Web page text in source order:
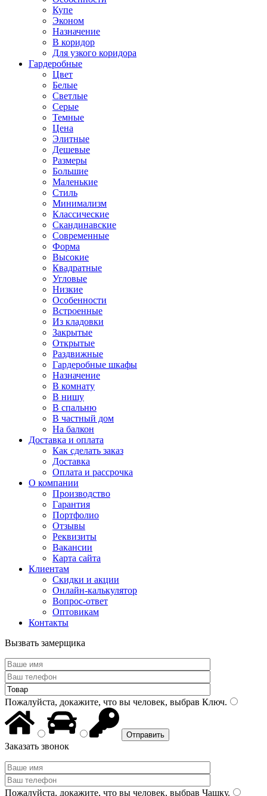
Купе
Эконом
Назначение
В коридор
Для узкого коридора
Гардеробные
Цвет
Белые
Светлые
Серые
Темные
Цена
Элитные
Дешевые
Размеры
Большие
Маленькие
Стиль
Минимализм
Классические
Скандинавские
Современные
Форма
Высокие
Квадратные
Угловые
Низкие
Особенности
Встроенные
Из кладовки
Закрытые
Открытые
Раздвижные
Гардеробные шкафы
Назначение
В комнату
В нишу
В спальню
В частный дом
На балкон
Доставка и оплата
Как сделать заказ
Доставка
Оплата и рассрочка
О компании
Производство
Гарантия
Портфолио
Отзывы
Реквизиты
Вакансии
Карта сайта
Клиентам
Скидки и акции
Онлайн-калькулятор
Вопрос-ответ
Оптовикам
Контакты
Вызвать замерщика
Пожалуйста, докажите, что вы человек, выбрав Ключ.
Заказать звонок
Пожалуйста, докажите, что вы человек, выбрав Чашку.